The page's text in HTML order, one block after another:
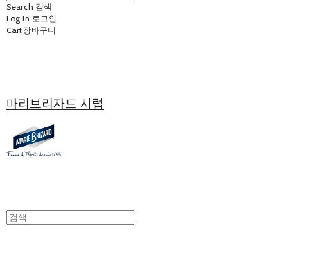
Search 검색
Log In 로그인
Cart장바구니
마리브리자드 시럽